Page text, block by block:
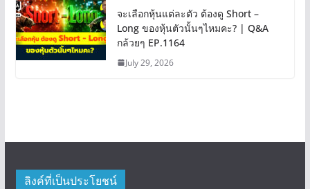
จะเลือกหุ้นแต่ละตัว ต้องดู Short –
Long ของหุ้นตัวนั้นๆไหมคะ? | Q&A
กล้วยๆ EP.1164
July 29, 2026
ลิงค์ที่เป็นประโยชน์